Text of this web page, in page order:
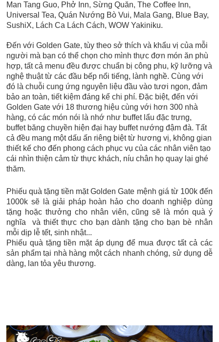
Man Tang Guo, Phở Inn, Sừng Quăn, The Coffee Inn,
Universal Tea,Quán Nướng Bò Vui, Mala Gang, Blue Bay,
SushiX, Lách Ca Lách Cách, WOW Yakiniku.
Đến với Golden Gate, tùy theo sở thích và khẩu vị của mỗi
người mà bạn có thể chọn cho mình thực đơn món ăn phù
hợp, tất cả menu đều được chuẩn bị công phu, kỹ lưỡng và
nghệ thuật từ các đầu bếp nổi tiếng, lành nghề. Cùng với
đó là chuỗi cung ứng nguyên liệu đầu vào tươi ngon, đảm
bảo an toàn, tiết kiệm đáng kể chi phí. Đặc biệt, đến với
Golden Gate với 18 thương hiệu cùng với hơn 300 nhà
hàng, có các món nói là nhớ như buffet lẩu đặc trưng,
buffet băng chuyền hiện đại hay buffet nướng đậm đà. Tất
cả đều mang một dấu ấn riêng biệt từ hương vị, không gian
thiết kế cho đến phong cách phục vụ của các nhân viên tạo
cái nhìn thiện cảm từ thực khách, níu chân họ quay lại ghé
thăm.
Phiếu quà tặng tiền mặt Golden Gate mệnh giá từ 100k đến
1000k sẽ là giải pháp hoàn hảo cho doanh nghiệp dùng
tặng hoặc thưởng cho nhân viên, cũng sẽ là món quà ý
nghĩa và thiết thực cho bạn dành tặng cho bạn bè nhân
mỗi dịp lễ tết, sinh nhật...
Phiếu quà tặng tiền mặt áp dụng để mua được tất cả các
sản phẩm tại nhà hàng một cách nhanh chóng, sử dụng dễ
dàng, lan tỏa yêu thương.